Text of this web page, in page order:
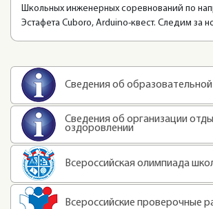
Школьных инженерных соревнований по
Эстафета Cuboro, Arduino-квест. Следим за
Сведения об
Сведения об организации
оздоровлении
Всероссийская олимпиада
Всероссийские проверочные